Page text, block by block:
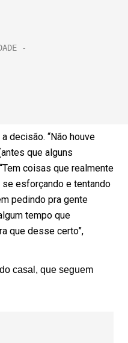
decisão. “Não houve
que alguns
coisas que realmente
esforçando e tentando
pedindo pra gente
tempo que
que desse certo”,
casal, que seguem